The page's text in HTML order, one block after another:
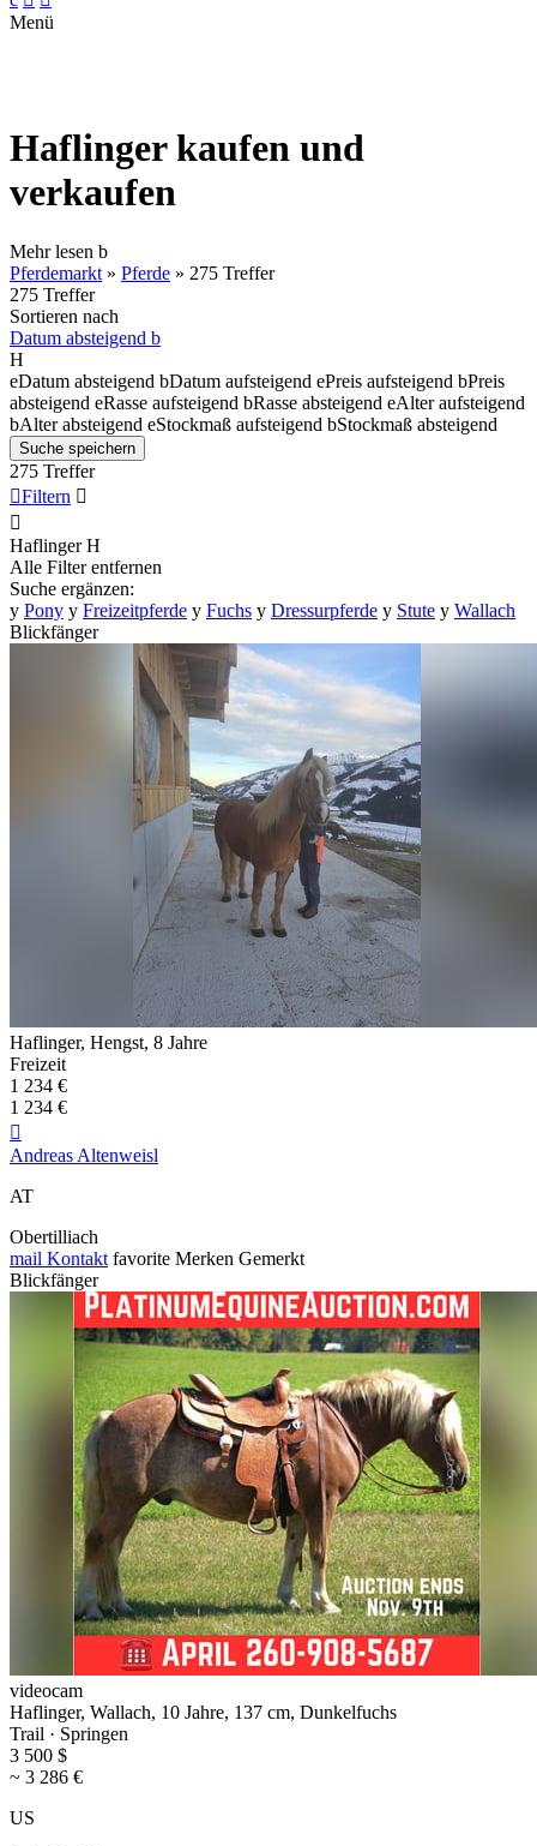
Menü
Haflinger kaufen und
verkaufen
Mehr lesen b
Pferdemarkt » Pferde » 275 Treffer
275 Treffer
Sortieren nach
Datum absteigend b
H
eDatum absteigend bDatum aufsteigend ePreis aufsteigend bPreis
absteigend eRasse aufsteigend bRasse absteigend eAlter aufsteigend
bAlter absteigend eStockmaß aufsteigend bStockmaß absteigend
Suche speichern
275 Treffer
Filtern 

Haflinger H
Alle Filter entfernen
Suche ergänzen:
y Pony y Freizeitpferde y Fuchs y Dressurpferde y Stute y Wallach
Blickfänger
Haflinger, Hengst, 8 Jahre
Freizeit
1 234 €
1 234 €

Andreas Altenweisl
AT
Obertilliach
mail Kontakt favorite Merken Gemerkt
Blickfänger
videocam
Haflinger, Wallach, 10 Jahre, 137 cm, Dunkelfuchs
Trail · Springen
3 500 $
~ 3 286 €
US